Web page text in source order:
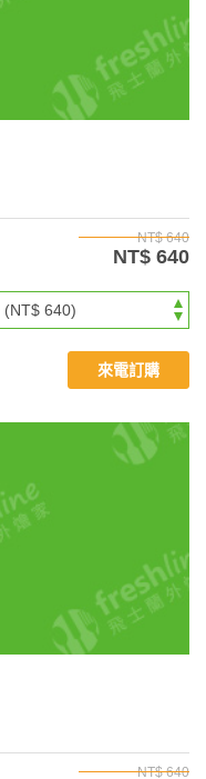
NT$ 640
NT$ 640
來電訂購
NT$ 640